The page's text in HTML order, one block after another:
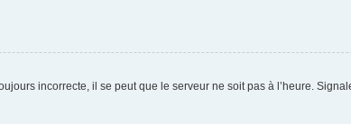
incorrecte, il se peut que le serveur ne soit pas à l’heure.